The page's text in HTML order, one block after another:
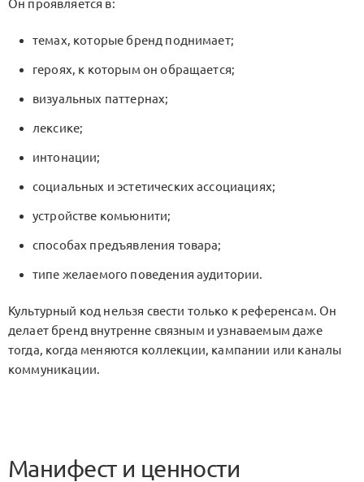
Он проявляется в:
темах, которые бренд поднимает;
героях, к которым он обращается;
визуальных паттернах;
лексике;
интонации;
социальных и эстетических ассоциациях;
устройстве комьюнити;
способах предъявления товара;
типе желаемого поведения аудитории.
Культурный код нельзя свести только к референсам. Он
делает бренд внутренне связным и узнаваемым даже
тогда, когда меняются коллекции, кампании или каналы
коммуникации.
Манифест и ценности